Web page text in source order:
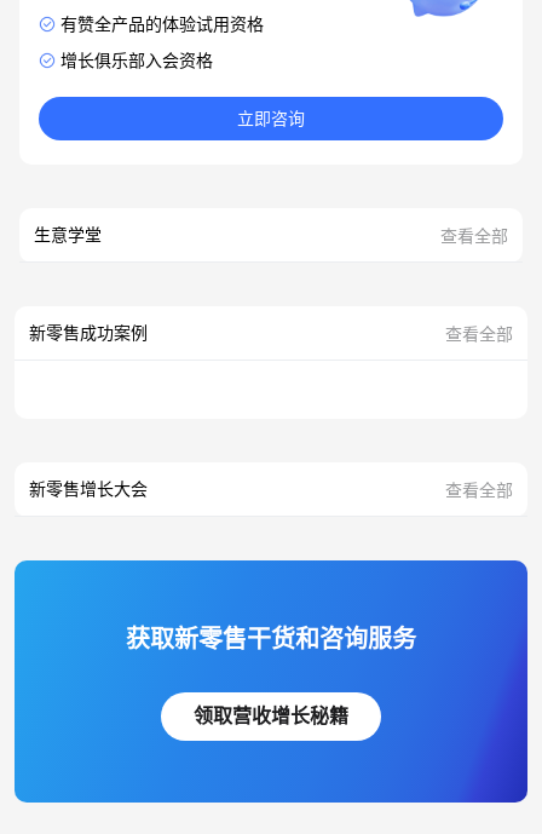
有赞全产品的体验试用资格
增长俱乐部入会资格
立即咨询
生意学堂 查看全部
新零售成功案例 查看全部
新零售增长大会 查看全部
获取新零售干货和咨询服务
领取营收增长秘籍